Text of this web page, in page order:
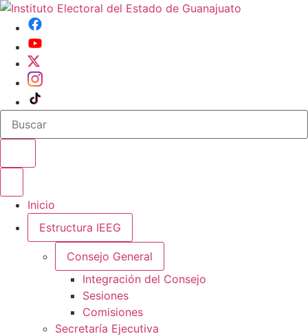
Buscar en el sitio
Inicio
Estructura IEEG
Consejo General
Integración del Consejo
Sesiones
Comisiones
Secretaría Ejecutiva